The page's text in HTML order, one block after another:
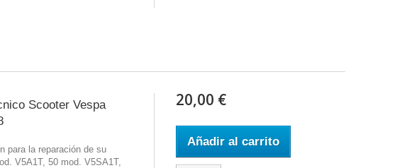
Scooter Vespa
para la reparación de su
V5A1T, 50 mod. V5SA1T,
20,00 €
Añadir al carrito